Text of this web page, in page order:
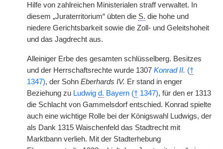
Hilfe von zahlreichen Ministerialen straff verwaltet. In
diesem „Juraterritorium“ übten die S. die hohe und
niedere Gerichtsbarkeit sowie die Zoll- und Geleitshoheit
und das Jagdrecht aus.
Alleiniger Erbe des gesamten schlüsselberg. Besitzes
und der Herrschaftsrechte wurde 1307 Konrad II. (†
1347), der Sohn Eberhards IV. Er stand in enger
Beziehung zu Ludwig d. Bayern († 1347), für den er 1313
die Schlacht von Gammelsdorf entschied. Konrad spielte
auch eine wichtige Rolle bei der Königswahl Ludwigs, der
als Dank 1315 Waischenfeld das Stadtrecht mit
Marktbann verlieh. Mit der Stadterhebung